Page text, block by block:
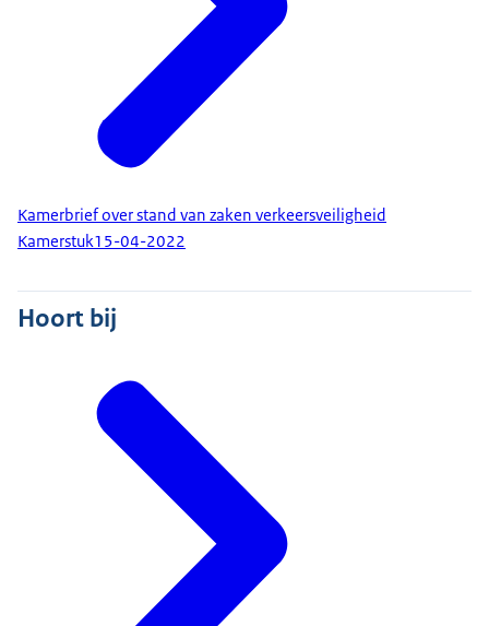
Kamerbrief over stand van zaken verkeersveiligheid
Kamerstuk15-04-2022
Hoort bij